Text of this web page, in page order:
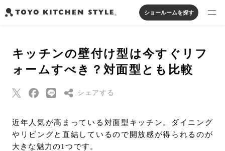
オープンキッチン
アイランドキッチン
ペニンシュラキッチン
壁付けキッチン
対面キッチン
セパレートキッチン
並列型キッチン
システムキッチン
家具・照明・タイル
バス・洗面
実例から探す
ジャーナルを読む
ショールームを探す
キッチンの壁付け型は今すぐリフ
ォームすべき？対面型とも比較
シェアする
Threads
Pinterest
近年人気が高まっている対面型キッチン。ダイニング
やリビングと直結しているので開放感が得られるのが
大きな魅力の1つです。